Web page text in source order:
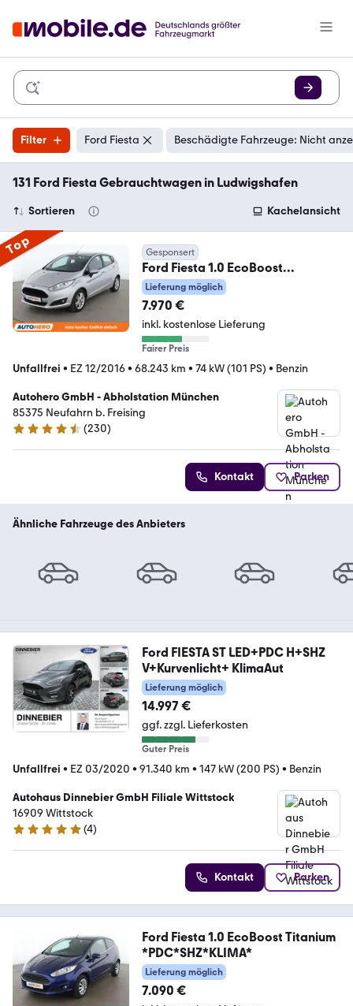
Filter Ford Fiesta Beschädigte Fahrzeuge: Nicht
131 Ford Fiesta Gebrauchtwagen in Ludwigshafen
Sortieren Kachelansicht
Top Gesponsert
Ford Fiesta 1.0 EcoBoost
Celebration*SHZ*KLIMA*
Lieferung möglich
7.970 €
inkl. kostenlose Lieferung
Fairer Preis
Unfallfrei • EZ 12/2016• 68.243 km • 74 kW (101 PS) • Benzin
Autohero GmbH - Abholstation München
85375 Neufahrn b. Freising
4.4 Sterne
(230)
Kontakt Parken
Ähnliche Fahrzeuge des Anbieters
Ford FIESTA ST LED+PDC H+SHZ
V+Kurvenlicht+ KlimaAut
Lieferung möglich
14.997 €
ggf. zzgl. Lieferkosten
Guter Preis
Unfallfrei • EZ 03/2020 • 91.340 km • 147 kW (200 PS) • Benzin
Autohaus Dinnebier GmbH Filiale Wittstock
16909 Wittstock
5 Sterne
(4)
Kontakt Parken
Ford Fiesta 1.0 EcoBoost Titanium
*PDC*SHZ*KLIMA*
Lieferung möglich
7.090 €